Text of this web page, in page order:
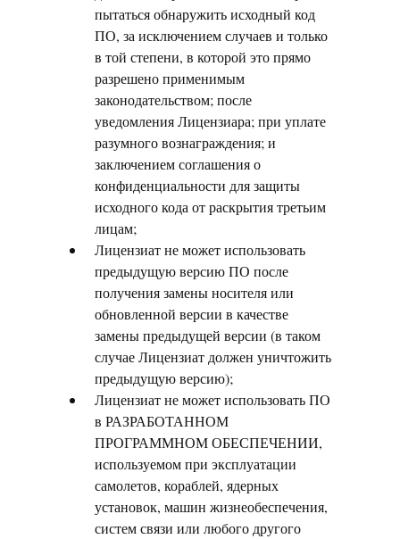
пытаться обнаружить исходный код
ПО, за исключением случаев и только
в той степени, в которой это прямо
разрешено применимым
законодательством; после
уведомления Лицензиара; при уплате
разумного вознаграждения; и
заключением соглашения о
конфиденциальности для защиты
исходного кода от раскрытия третьим
лицам;
Лицензиат не может использовать
предыдущую версию ПО после
получения замены носителя или
обновленной версии в качестве
замены предыдущей версии (в таком
случае Лицензиат должен уничтожить
предыдущую версию);
Лицензиат не может использовать ПО
в РАЗРАБОТАННОМ
ПРОГРАММНОМ ОБЕСПЕЧЕНИИ,
используемом при эксплуатации
самолетов, кораблей, ядерных
установок, машин жизнеобеспечения,
систем связи или любого другого